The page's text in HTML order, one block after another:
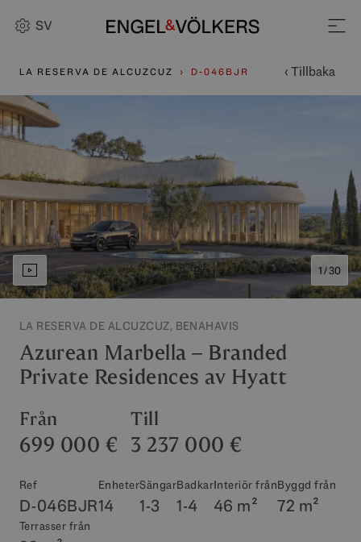
SV
LA RESERVA DE ALCUZCUZ D-046BJR ‹ Tillbaka
1 / 30
LA RESERVA DE ALCUZCUZ, BENAHAVIS
Azurean Marbella – Branded
Private Residences av Hyatt
Från
699 000 €
Till
3 237 000 €
Ref
D-046BJR
Enheter
14
Sängar
1-3
Badkar
1-4
Interiör från
46 m²
Byggd från
72 m²
Terrasser från